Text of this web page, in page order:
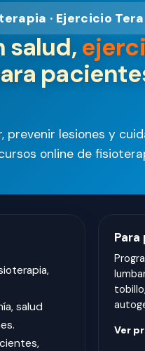
· Ejercicio
salud,
prevenir lesiones y
online de
salud
Para
Ver